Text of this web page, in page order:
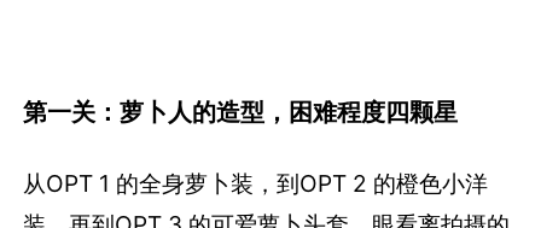
第一关：萝卜人的造型，困难程度四颗星
从OPT 1 的全身萝卜装，到OPT 2 的橙色小洋